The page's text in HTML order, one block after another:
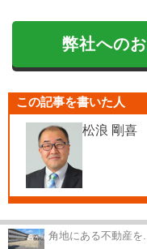
弊社への
この記事を書いた人
松浪 剛喜
角地にある不動産を...